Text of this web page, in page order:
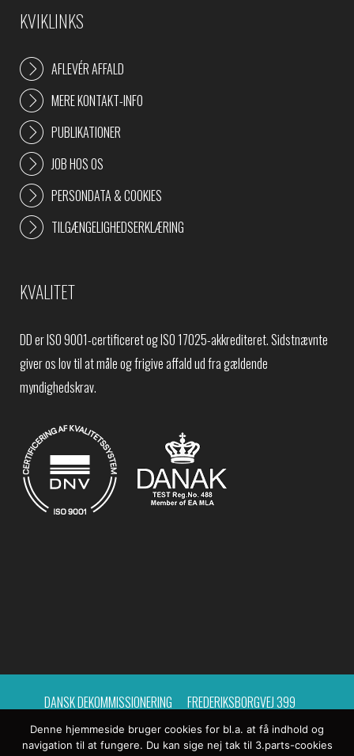
KVIKLINKS
AFLEVÉR AFFALD
MERE KONTAKT-INFO
PUBLIKATIONER
JOB HOS OS
PERSONDATA & COOKIES
TILGÆNGELIGHEDSERKLÆRING
KVALITET
DD er ISO 9001-certificeret og ISO 17025-akkrediteret. Sidstnævnte
giver os lov til at måle og frigive affald ud fra gældende
myndighedskrav.
DANSK DEKOMMISSIONERING
FREDERIKSBORGVEJ 399
BYGNING 214, POSTCENTER 15
4000 ROSKILDE
Denne hjemmeside bruger cookies for bl.a. at få indhold og
navigation til at fungere. Du kan sige nej tak til 3.parts-cookies